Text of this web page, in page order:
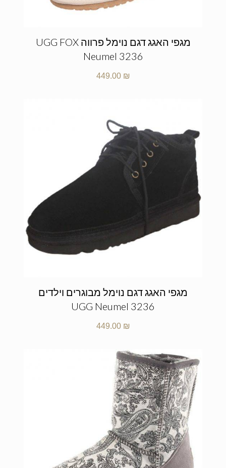
מגפי האגג דגם נוימל פרווה UGG FOX
Neumel 3236
449.00 ₪
מגפי האגג דגם נוימל מבוגרים וילדים
UGG Neumel 3236
449.00 ₪